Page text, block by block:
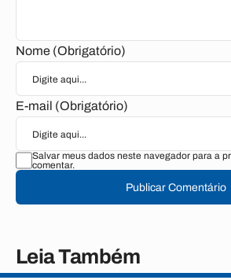
Nome (Obrigatório)
E-mail (Obrigatório)
Salvar meus dados neste navegador para a
comentar.
Publicar Comentário
Leia Também